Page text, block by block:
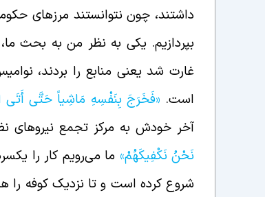
داشتند، چون نتوانستند مرزهای
بپردازیم. یکی به نظر من به بحث ما،
غارت شد یعنی منابع را بردند،
است. «فَخَرَجَ بِنَفْسِهِ مَاشِياً حَتَّى أَتَى
آخر خودش به مرکز تجمع نیروهای
نَحْنُ نَكْفِيكَهُمْ» ما می‌رویم کار را
شروع کرده است و تا نزدیک کوفه را